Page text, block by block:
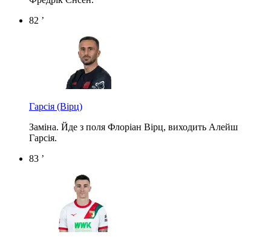
82 ’
Гарсія (Вірц)
Заміна. Йде з поля Флоріан Вірц, виходить Алейш
Гарсія.
83 ’